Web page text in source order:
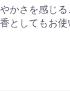
かさを感じる
としてもお